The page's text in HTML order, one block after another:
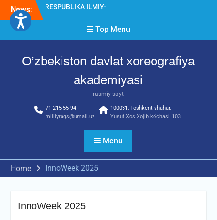
Skip
content
News:
Diqqat e’lon!
2026” tadbiri bo‘lib o‘tdi
RESPUBLIKA ILMIY-
Top Menu
O’zbekiston davlat xoreografiya
akademiyasi
rasmiy sayt
71 215 55 94
milliyraqs@umail.uz
100031, Toshkent shahar,
Yusuf Xos Xojib ko‘chasi, 103
Menu
Home InnoWeek 2025
InnoWeek 2025